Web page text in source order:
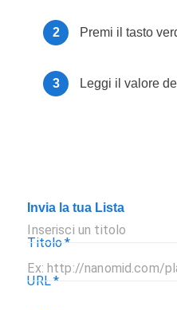
2 Premi il tasto
3 Leggi il valore
Invia la tua Lista
Titolo*
URL*